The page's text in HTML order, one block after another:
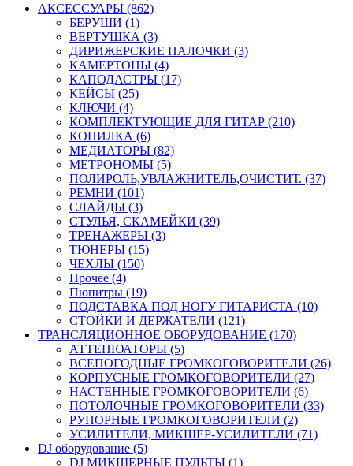
АКСЕССУАРЫ (862)
БЕРУШИ (1)
ВЕРТУШКА (3)
ДИРИЖЕРСКИЕ ПАЛОЧКИ (3)
КАМЕРТОНЫ (4)
КАПОДАСТРЫ (17)
КЕЙСЫ (25)
КЛЮЧИ (4)
КОМПЛЕКТУЮЩИЕ ДЛЯ ГИТАР (210)
КОПИЛКА (6)
МЕДИАТОРЫ (82)
МЕТРОНОМЫ (5)
ПОЛИРОЛЬ,УВЛАЖНИТЕЛЬ,ОЧИСТИТ. (37)
РЕМНИ (101)
СЛАЙДЫ (3)
СТУЛЬЯ, СКАМЕЙКИ (39)
ТРЕНАЖЕРЫ (3)
ТЮНЕРЫ (15)
ЧЕХЛЫ (150)
Прочее (4)
Пюпитры (19)
ПОДСТАВКА ПОД НОГУ ГИТАРИСТА (10)
СТОЙКИ И ДЕРЖАТЕЛИ (121)
ТРАНСЛЯЦИОННОЕ ОБОРУДОВАНИЕ (170)
АТТЕНЮАТОРЫ (5)
ВСЕПОГОДНЫЕ ГРОМКОГОВОРИТЕЛИ (26)
КОРПУСНЫЕ ГРОМКОГОВОРИТЕЛИ (27)
НАСТЕННЫЕ ГРОМКОГОВОРИТЕЛИ (6)
ПОТОЛОЧНЫЕ ГРОМКОГОВОРИТЕЛИ (33)
РУПОРНЫЕ ГРОМКОГОВОРИТЕЛИ (2)
УСИЛИТЕЛИ, МИКШЕР-УСИЛИТЕЛИ (71)
DJ оборудование (5)
DJ МИКШЕРНЫЕ ПУЛЬТЫ (1)